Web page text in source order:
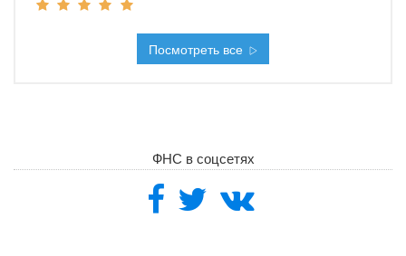
Посмотреть все
ФНС в соцсетях